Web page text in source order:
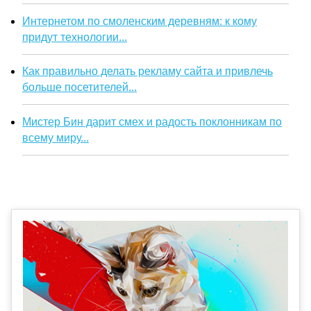
Интернетом по смоленским деревням: к кому
придут технологии...
Как правильно делать рекламу сайта и привлечь
больше посетителей...
Мистер Бин дарит смех и радость поклонникам по
всему миру...